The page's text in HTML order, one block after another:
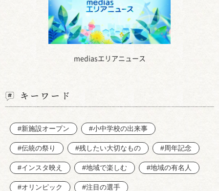
mediasエリアニュース
キーワード
#新施設オープン #小中学校の出来事
#伝統の祭り #残したい大切なもの #周年記念
#インスタ映え #地域で楽しむ #地域の有名人
#オリンピック #注目の選手